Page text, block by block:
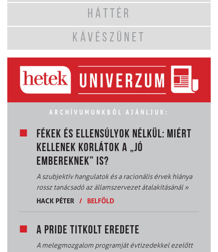
HÁTTÉR
KÁVÉSZÜNET
ARCHÍVUMUNKBÓL AJÁNLJUK:
FÉKEK ÉS ELLENSÚLYOK NÉLKÜL: MIÉRT
KELLENEK KORLÁTOK A „JÓ
EMBEREKNEK” IS?
A szubjektív hangulatok és a racionális érvek hiánya
rossz tanácsadó az államszervezet átalakításánál»
HACK PÉTER
/ BELFÖLD
A PRIDE TITKOLT EREDETE
A melegmozgalom programját évtizedekkel ezelőtt